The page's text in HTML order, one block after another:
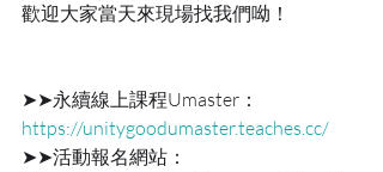
歡迎大家當天來現場找我們呦！
➤➤永續線上課程Umaster：
https://unitygoodumaster.teaches.cc/
➤➤活動報名網站：